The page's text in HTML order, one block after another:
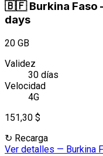
🇧🇫 Burkina Faso
days
20 GB
Validez
30 días
Velocidad
4G
151,30 $
↻ Recarga
Ver detalles — Burkina